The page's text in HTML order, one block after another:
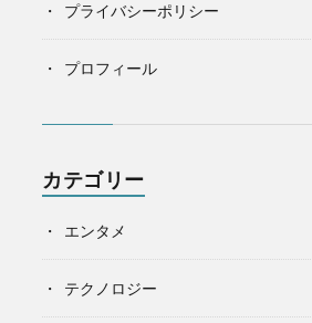
プライバシーポリシー
プロフィール
カテゴリー
エンタメ
テクノロジー